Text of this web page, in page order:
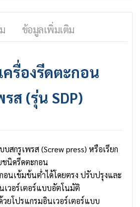
ข้อมูลเพิ่มเติม
รื่องรีดตะกอน
ส (รุ่น SDP)
บสกรูเพรส (Screw press) หรือเรียก
ชนิดรีดตะกอน
อนเข้มข้นต่ำได้โดยตรง ปรับปรุงและ
วอร์เตอร์แบบอัตโนมัติ
ยโปรแกรมอินเวอร์เตอร์แบบ